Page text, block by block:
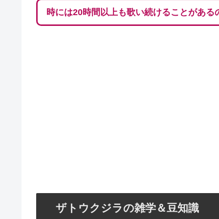
時には20時間以上も歌い続けることがある
ザトウクジラの雑学＆豆知識